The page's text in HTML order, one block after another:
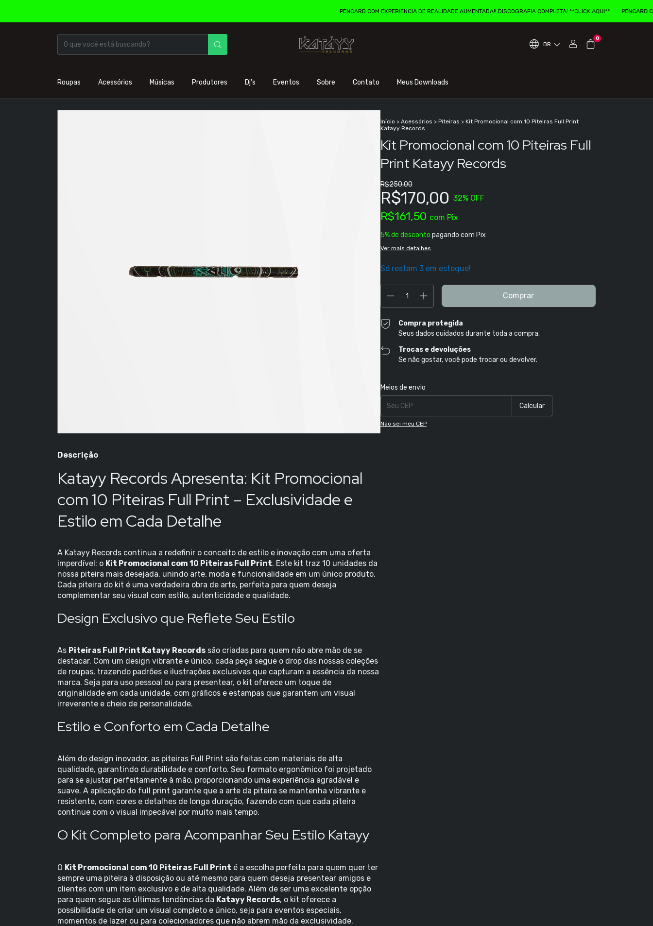
PENCARD COM EXPERIENCIA DE REALIDADE AUMENTADA!! DISCOGRAFIA COMPLETA! **CLICK AQUI** PENCARD COM
BR
0
Roupas Acessórios Músicas Produtores Dj's Eventos Sobre Contato Meus Downloads
Início > Acessórios > Piteiras > Kit Promocional com 10 Piteiras Full Print
Katayy Records
Kit Promocional com 10 Piteiras Full
Print Katayy Records
R$250,00
R$170,00 32% OFF
R$161,50 com Pix
5% de desconto pagando com Pix
Ver mais detalhes
Só restam 3em estoque!
Compra protegida
Seus dados cuidados durante toda a compra.
Trocas e devoluções
Se não gostar, você pode trocar ou devolver.
Entregas para o CEP:
Meios de envio
Calcular
Não sei meu CEP
Descrição
Katayy Records Apresenta: Kit Promocional
com 10 Piteiras Full Print – Exclusividade e
Estilo em Cada Detalhe
A Katayy Records continua a redefinir o conceito de estilo e inovação com uma oferta
imperdível: o Kit Promocional com 10 Piteiras Full Print. Este kit traz 10 unidades da
nossa piteira mais desejada, unindo arte, moda e funcionalidade em um único produto.
Cada piteira do kit é uma verdadeira obra de arte, perfeita para quem deseja
complementar seu visual com estilo, autenticidade e qualidade.
Design Exclusivo que Reflete Seu Estilo
As Piteiras Full Print Katayy Records são criadas para quem não abre mão de se
destacar. Com um design vibrante e único, cada peça segue o drop das nossas coleções
de roupas, trazendo padrões e ilustrações exclusivas que capturam a essência da nossa
marca. Seja para uso pessoal ou para presentear, o kit oferece um toque de
originalidade em cada unidade, com gráficos e estampas que garantem um visual
irreverente e cheio de personalidade.
Estilo e Conforto em Cada Detalhe
Além do design inovador, as piteiras Full Print são feitas com materiais de alta
qualidade, garantindo durabilidade e conforto. Seu formato ergonômico foi projetado
para se ajustar perfeitamente à mão, proporcionando uma experiência agradável e
suave. A aplicação do full print garante que a arte da piteira se mantenha vibrante e
resistente, com cores e detalhes de longa duração, fazendo com que cada piteira
continue com o visual impecável por muito mais tempo.
O Kit Completo para Acompanhar Seu Estilo Katayy
O Kit Promocional com 10 Piteiras Full Print é a escolha perfeita para quem quer ter
sempre uma piteira à disposição ou até mesmo para quem deseja presentear amigos e
clientes com um item exclusivo e de alta qualidade. Além de ser uma excelente opção
para quem segue as últimas tendências da Katayy Records, o kit oferece a
possibilidade de criar um visual completo e único, seja para eventos especiais,
momentos de lazer ou para colecionadores que não abrem mão da exclusividade.